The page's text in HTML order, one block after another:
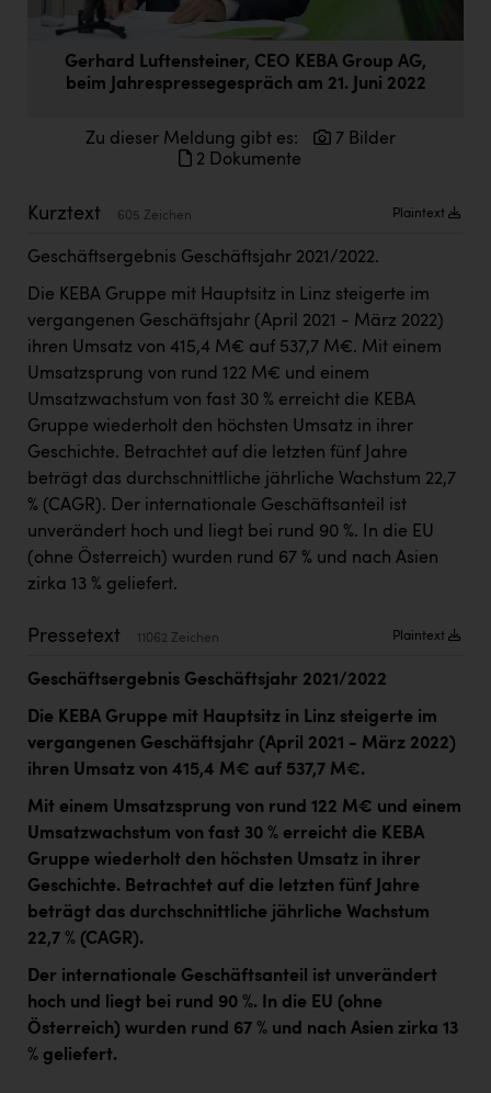
Doppler Gruppe
ERLUS AG
Firmenradl
HIG Infomotion Group
IFE Austria GmbH
Immotech
INTERSPAR
INTERSPORT Austria
Jesolo
Kärcher
Karin Liedl
KEBA
KIWI Kinderwunsch Institut Dr. Loimer
KLIPP Frisör
Kleider Bauer
Kremsmüller Anlagenbau GmbH
Oldtimer Raststationen und Motorhotels
Österreichischer Kachelofenverband
Orlen
Passage Linz
PEZ
PÜSPÖK
Gerhard Luftensteiner, CEO KEBA Group AG,
beim Jahrespressegespräch am 21. Juni 2022
Zu dieser Meldung gibt es:
7 Bilder
2 Dokumente
Kurztext 605 Zeichen Plaintext
Geschäftsergebnis Geschäftsjahr 2021/2022.
Die KEBA Gruppe mit Hauptsitz in Linz steigerte im
vergangenen Geschäftsjahr (April 2021 - März 2022)
ihren Umsatz von 415,4 M€ auf 537,7 M€. Mit einem
Umsatzsprung von rund 122 M€ und einem
Umsatzwachstum von fast 30 % erreicht die KEBA
Gruppe wiederholt den höchsten Umsatz in ihrer
Geschichte. Betrachtet auf die letzten fünf Jahre
beträgt das durchschnittliche jährliche Wachstum 22,7
% (CAGR). Der internationale Geschäftsanteil ist
unverändert hoch und liegt bei rund 90 %. In die EU
(ohne Österreich) wurden rund 67 % und nach Asien
zirka 13 % geliefert.
Pressetext 11062 Zeichen Plaintext
Geschäftsergebnis Geschäftsjahr 2021/2022
Die KEBA Gruppe mit Hauptsitz in Linz steigerte im
vergangenen Geschäftsjahr (April 2021 - März 2022)
ihren Umsatz von 415,4 M€ auf 537,7 M€.
Mit einem Umsatzsprung von rund 122 M€ und einem
Umsatzwachstum von fast 30 % erreicht die KEBA
Gruppe wiederholt den höchsten Umsatz in ihrer
Geschichte. Betrachtet auf die letzten fünf Jahre
beträgt das durchschnittliche jährliche Wachstum
22,7 % (CAGR).
Der internationale Geschäftsanteil ist unverändert
hoch und liegt bei rund 90 %. In die EU (ohne
Österreich) wurden rund 67 % und nach Asien zirka 13
% geliefert.